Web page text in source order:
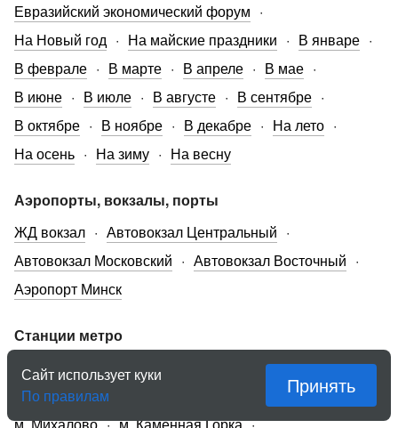
Евразийский экономический форум
На Новый год
На майские праздники
В январе
В феврале
В марте В апреле
В мае
В июне
В июле В августе
В сентябре
В октябре
В ноябре В декабре
На лето
На осень
На зиму На весну
Аэропорты, вокзалы, порты
ЖД вокзал
Автовокзал Центральный
Автовокзал Московский
Автовокзал Восточный
Аэропорт Минск
Станции метро
м. Пролетарская
м. Уручье
м. Борисовский тракт
Сайт использует куки
По правилам
Принять